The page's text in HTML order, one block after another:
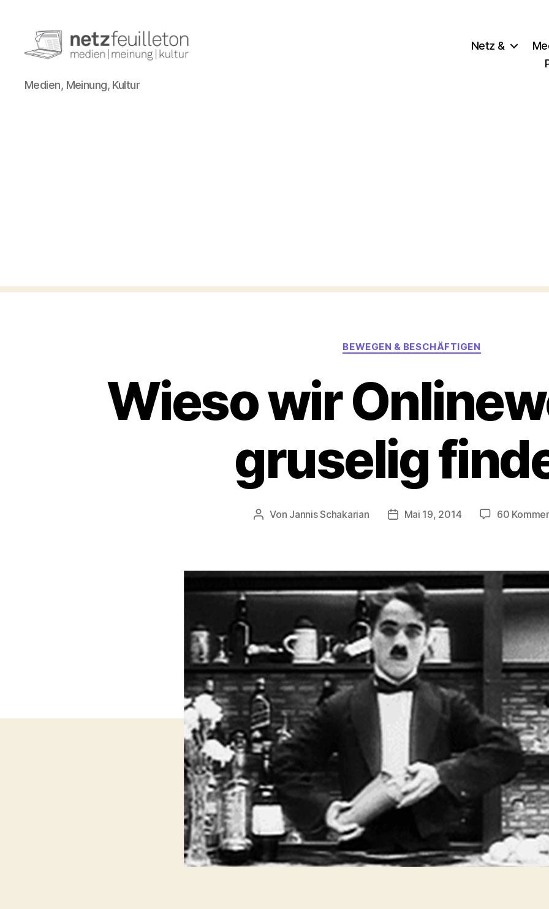
netzfeuilleton.de
Medien, Meinung, Kultur
Netz &
Kategorien
BEWEGEN & BESCHÄFTIGEN
Wieso wir
gruselig
Beitragsautor
Von Jannis Schakarian Veröffentlichungsdatum
Mai 19, 2014 60